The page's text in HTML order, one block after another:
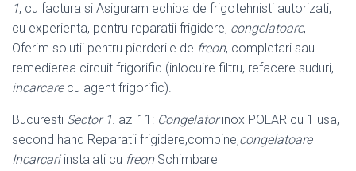
1, cu factura si Asiguram echipa de frigotehnisti autorizati,
cu experienta, pentru reparatii frigidere, congelatoare,
Oferim solutii pentru pierderile de freon, completari sau
remedierea circuit frigorific (inlocuire filtru, refacere suduri,
incarcarecu agent frigorific).
Bucuresti Sector 1. azi 11: Congelatorinox POLAR cu 1 usa,
second hand Reparatii frigidere,combine,congelatoare
Incarcariinstalati cu freonSchimbare